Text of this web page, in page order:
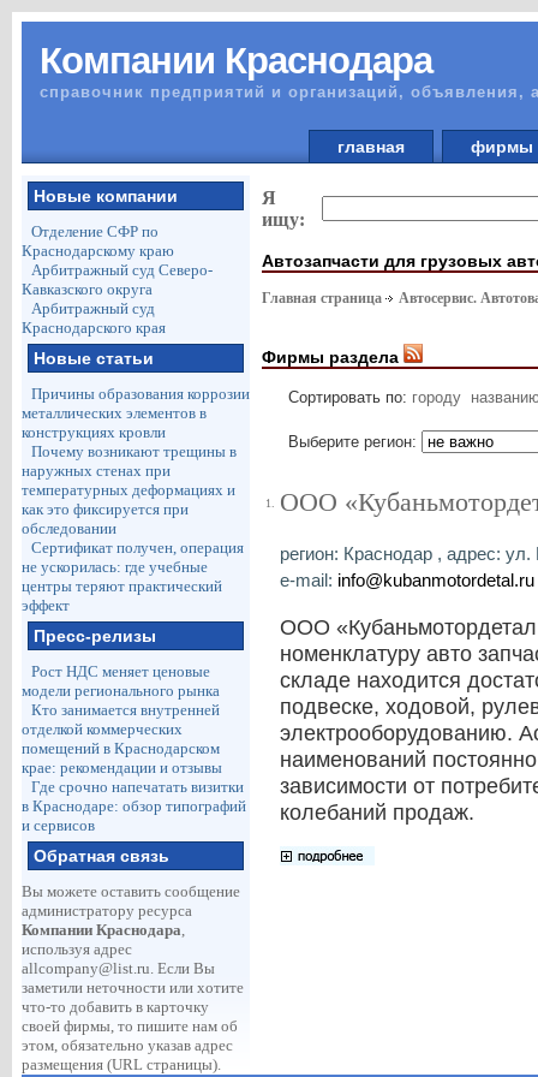
Компании Краснодара
справочник предприятий и организаций, объявления,
главная
Новые компании
Отделение СФР по
Краснодарскому краю
Арбитражный суд Северо-
Кавказского округа
Арбитражный суд
Краснодарского края
Новые статьи
Причины образования коррозии
металлических элементов в
конструкциях кровли
Почему возникают трещины в
наружных стенах при
температурных деформациях и
как это фиксируется при
обследовании
Сертификат получен, операция
не ускорилась: где учебные
центры теряют практический
эффект
Пресс-релизы
Рост НДС меняет ценовые
модели регионального рынка
Кто занимается внутренней
отделкой коммерческих
помещений в Краснодарском
крае: рекомендации и отзывы
Где срочно напечатать визитки
в Краснодаре: обзор типографий
и сервисов
Обратная связь
Вы можете оставить сообщение
администратору ресурса
Компании Краснодара,
используя адрес
allcompany@list.ru. Если Вы
заметили неточности или хотите
что-то добавить в карточку
своей фирмы, то пишите нам об
этом, обязательно указав адрес
размещения (URL страницы).
Я
ищу:
Автозапчасти для грузовых
Главная страница Автосервис.
Фирмы раздела
Сортировать по: городу
Выберите регион:
1. ООО
регион: Краснодар , адрес:
e-mail: info@kubanmotordetal.ru
ООО
номенклатуру авто
складе находится
подвеске, ходовой,
электрооборудованию.
наименований
зависимости от
колебаний продаж.